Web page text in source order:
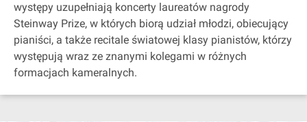
występy uzupełniają koncerty laureatów nagrody
Steinway Prize, w których biorą udział młodzi, obiecujący
pianiści, a także recitale światowej klasy pianistów, którzy
występują wraz ze znanymi kolegami w różnych
formacjach kameralnych.